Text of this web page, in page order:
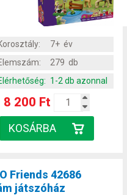
7+ év
279 db
1-2 db azonnal
8 200 Ft
Friends 42686
játszóház